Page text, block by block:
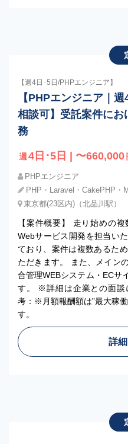
【週4日･5日/PHPエンジニア】
【PHPエンジニア｜
相談可】受託案件に
務
週 4日･5日 | 〜660,000
PHPエンジニア
PHP・Laravel・CakePHP・
東京都(23区内)（北品川駅）
【案件概要】 走り始めの
Webサービス開発を担当い
ており、案件は複数あるた
ただきます。 また、メイン
合管理WEBシステム・ECサ
す。 ※詳細は企業との面談
考：※月額報酬額は”最大稼
す。
詳